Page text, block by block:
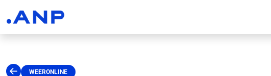
WEERONLINE